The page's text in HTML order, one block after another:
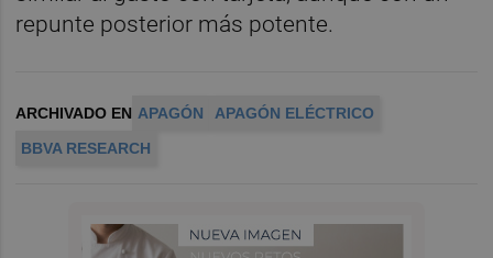
repunte posterior más potente.
ARCHIVADO EN APAGÓN
APAGÓN ELÉCTRICO
BBVA RESEARCH